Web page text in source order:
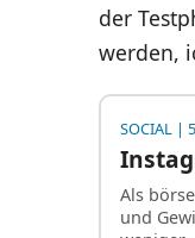
der
werden,
SOCIAL|
Als
und